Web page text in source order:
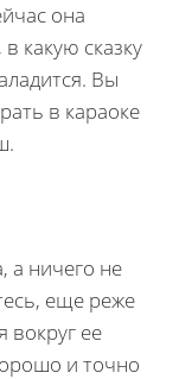
она
какую сказку
Вы
в караоке
а ничего не
еще реже
вокруг ее
и точно